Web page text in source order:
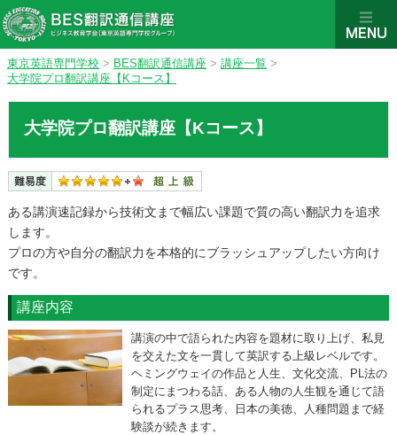
東京英語専門学校 > BES翻訳通信講座 > 講座一覧 >
大学院プロ翻訳講座【Kコース】
大学院プロ翻訳講座【Kコース】
ある講演速記録から技術文まで幅広い課題で質の高い翻訳力を追求
します。
プロの方や自分の翻訳力を本格的にブラッシュアップしたい方向け
です。
講座内容
講演の中で語られた内容を題材に取り上げ、私見
を交えた文を一貫して英訳する上級レベルです。
ヘミングウェイの作品と人生、文化交流、PL法の
制定にまつわる話、ある人物の人生観を通じて語
られるプラス思考、日本の美徳、人種問題まで経
験談が続きます。